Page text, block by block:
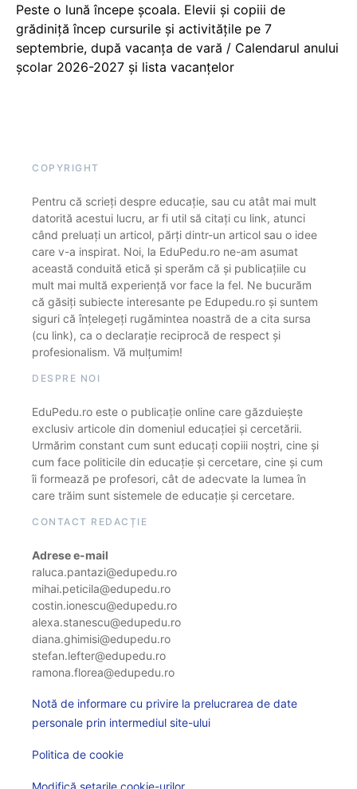
Peste o lună începe școala. Elevii și copiii de
grădiniță încep cursurile și activitățile pe 7
septembrie, după vacanța de vară / Calendarul anului
școlar 2026-2027 și lista vacanțelor
COPYRIGHT
Pentru că scrieți despre educație, sau cu atât mai mult
datorită acestui lucru, ar fi util să citați cu link, atunci
când preluați un articol, părți dintr-un articol sau o idee
care v-a inspirat. Noi, la EduPedu.ro ne-am asumat
această conduită etică și sperăm că și publicațiile cu
mult mai multă experiență vor face la fel. Ne bucurăm
că găsiți subiecte interesante pe Edupedu.ro și suntem
siguri că înțelegeți rugămintea noastră de a cita sursa
(cu link), ca o declarație reciprocă de respect și
profesionalism. Vă mulțumim!
DESPRE NOI
EduPedu.ro este o publicație online care găzduiește
exclusiv articole din domeniul educației și cercetării.
Urmărim constant cum sunt educați copiii noștri, cine și
cum face politicile din educație și cercetare, cine și cum
îi formează pe profesori, cât de adecvate la lumea în
care trăim sunt sistemele de educație și cercetare.
CONTACT REDACȚIE
Adrese e-mail
raluca.pantazi@edupedu.ro
mihai.peticila@edupedu.ro
costin.ionescu@edupedu.ro
alexa.stanescu@edupedu.ro
diana.ghimisi@edupedu.ro
stefan.lefter@edupedu.ro
ramona.florea@edupedu.ro
Notă de informare cu privire la prelucrarea de date
personale prin intermediul site-ului
Politica de cookie
Modifică setarile cookie-urilor